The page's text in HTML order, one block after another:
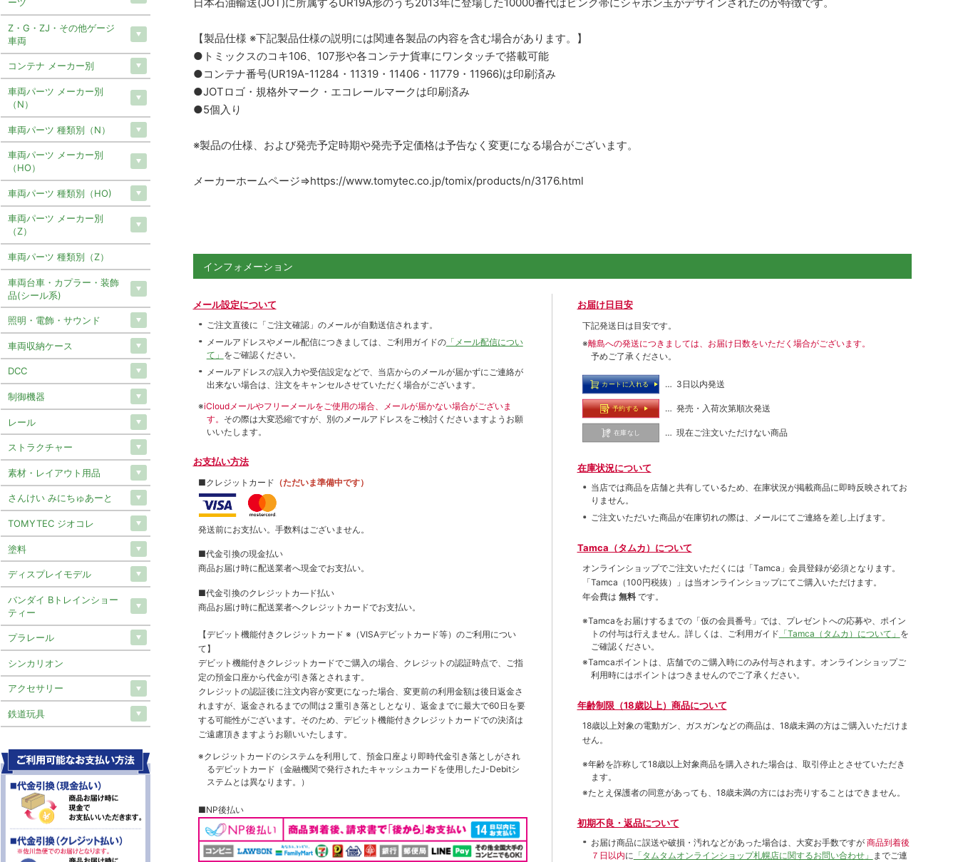
【製品仕様 ※下記製品仕様の説明には関連各製品の内容を含む場合があります。】
●トミックスのコキ106、107形や各コンテナ貨車にワンタッチで搭載可能
●コンテナ番号(UR19A-11284・11319・11406・11779・11966)は印刷済み
●JOTロゴ・規格外マーク・エコレールマークは印刷済み
●5個入り
※製品の仕様、および発売予定時期や発売予定価格は予告なく変更になる場合がございます。
メーカーホームページ⇒https://www.tomytec.co.jp/tomix/products/n/3176.html
インフォメーション
メール設定について
ご注文直後に「ご注文確認」のメールが自動送信されます。
メールアドレスやメール配信につきましては、ご利用ガイドの「メール配信につい
て」 をご確認ください。
メールアドレスの誤入力や受信設定などで、当店からのメールが届かずにご連絡が
出来ない場合は、注文をキャンセルさせていただく場合がございます。
※iCloudメールやフリーメールをご使用の場合、メールが届かない場合がございま
す。 その際は大変恐縮ですが、別のメールアドレスをご検討くださいますようお願
いいたします。
お支払い方法
■クレジットカード （ただいま準備中です）
発送前にお支払い。手数料はございません。
■代金引換の現金払い
商品お届け時に配送業者へ現金でお支払い。
■代金引換のクレジットカ―ド払い
商品お届け時に配送業者へクレジットカードでお支払い。
【デビット機能付きクレジットカード ※（VISAデビットカード等） のご利用につい
て】
デビット機能付きクレジットカードでご購入の場合、クレジットの認証時点で、ご指
定の預金口座から代金が引き落とされます。
クレジットの認証後に注文内容が変更になった場合、変更前の利用金額は後日返金さ
れますが、返金されるまでの間は２重引き落としとなり、返金までに最大で60日を要
する可能性がございます。そのため、デビット機能付きクレジットカードでの決済は
ご遠慮頂きますようお願いいたします。
※クレジットカードのシステムを利用して、預金口座より即時代金引き落としがされ
るデビットカード（金融機関で発行されたキャッシュカードを使用したJ-Debitシ
ステムとは異なります。）
■NP後払い
お届け日目安
下記発送日は目安です。
※離島への発送につきましては、お届け日数をいただく場合がございます。
予めご了承ください。
カートに入れる … 3日以内発送
予約する … 発売・入荷次第順次発送
在庫なし … 現在ご注文いただけない商品
在庫状況について
当店では商品を店舗と共有しているため、在庫状況が掲載商品に即時反映されてお
りません。
ご注文いただいた商品が在庫切れの際は、メールにてご連絡を差し上げます。
Tamca（タムカ）について
オンラインショップでご注⽂いただくには「Tamca」会員登録が必須となります。
「Tamca （100円税抜）
」は当オンラインショップにてご購⼊いただけます。
年会費は 無料 です。
※Tamcaをお届けするまでの「仮の会員番号」では、プレゼントへの応募や、ポイン
トの付与は⾏えません。詳しくは、ご利⽤ガイド 「Tamca（タムカ）について」 を
ご確認ください。
※Tamcaポイントは、店舗でのご購⼊時にのみ付与されます。オンラインショップご
利用時にはポイントはつきませんのでご了承ください。
年齢制限（18歳以上）商品について
18歳以上対象の電動ガン、ガスガンなどの商品は、18歳未満の方はご購入いただけま
せん。
※年齢を詐称して18歳以上対象商品を購入された場合は、取引停止とさせていただき
ます。
※たとえ保護者の同意があっても、18歳未満の方にはお売りすることはできません。
初期不良・返品について
お届け商品に誤送や破損・汚れなどがあった場合は、大変お手数ですが 商品到着後
７日以内に 「タムタムオンラインショップ札幌店に関するお問い合わせ」 までご連
ーツ
Z・G・ZJ・その他ゲージ
車両
コンテナ メーカー別
車両パーツ メーカー別
（N）
車両パーツ 種類別（N）
車両パーツ メーカー別
（HO）
車両パーツ 種類別（HO)
車両パーツ メーカー別
（Z）
車両パーツ 種類別（Z）
車両台車・カプラー・装飾
品(シール系)
照明・電飾・サウンド
車両収納ケース
DCC
制御機器
レール
ストラクチャー
素材・レイアウト用品
さんけい みにちゅあーと
TOMYTEC ジオコレ
塗料
ディスプレイモデル
バンダイ Bトレインショー
ティー
プラレール
シンカリオン
アクセサリー
鉄道玩具